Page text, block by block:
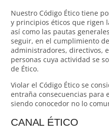
Nuestro Código Ético tiene
y principios éticos que rigen
así como las pautas
seguir, en el cumplimiento
administradores, directivos,
personas cuya actividad se
de Ético.
Violar el Código Ético se
entraña consecuencias para
siendo conocedor no lo
CANAL ÉTICO